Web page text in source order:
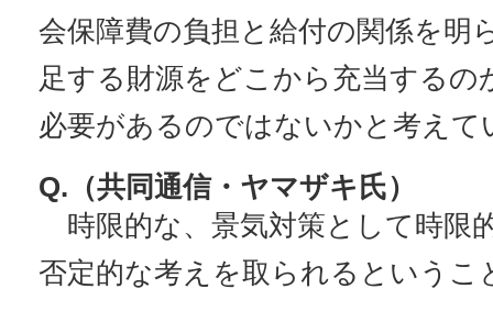
会保障費の負担と給付の関係を明
足する財源をどこから充当するの
必要があるのではないかと考えて
Q.（共同通信・ヤマザキ氏）
時限的な、景気対策として時限
否定的な考えを取られるというこ